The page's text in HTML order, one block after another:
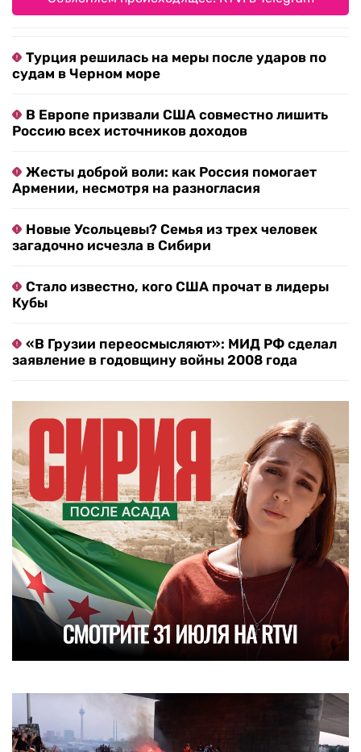
Турция решилась на меры после ударов по
судам в Черном море
В Европе призвали США совместно лишить
Россию всех источников доходов
Жесты доброй воли: как Россия помогает
Армении, несмотря на разногласия
Новые Усольцевы? Семья из трех человек
загадочно исчезла в Сибири
Стало известно, кого США прочат в лидеры
Кубы
«В Грузии переосмысляют»: МИД РФ сделал
заявление в годовщину войны 2008 года